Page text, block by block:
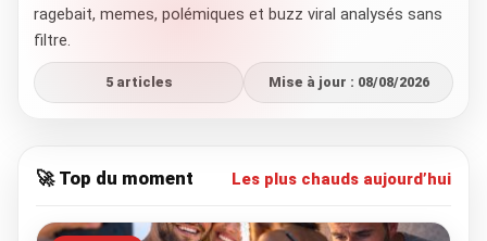
ragebait, memes, polémiques et buzz viral analysés sans
filtre.
5 articles Mise à jour : 08/08/2026
🚀 Top du moment Les plus chauds aujourd’hui